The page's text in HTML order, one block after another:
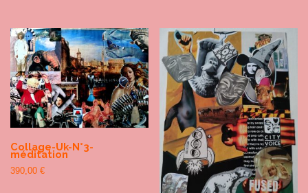
Collage-Uk-N°3-
méditation
390,00 €